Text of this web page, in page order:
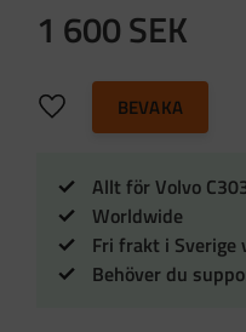
1 600SEK
Lägg till i favoriter
BEVAKA
Allt för Volvo
Worldwide
Fri frakt i Sverige
Behöver du